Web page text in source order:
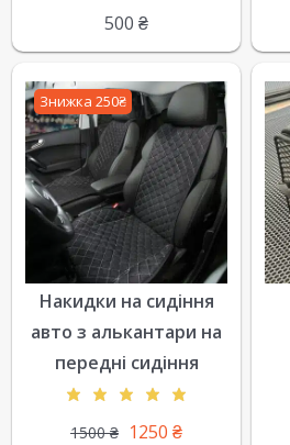
500 ₴
Знижка 250₴
Накидки на сидіння
авто з алькантари на
передні сидіння
1500₴ 1250 ₴